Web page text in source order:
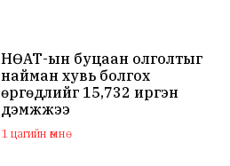
НӨАТ-ын буцаан олголтыг
найман хувь болгох
өргөдлийг 15,732 иргэн
дэмжжээ
1 цагийн өмнө